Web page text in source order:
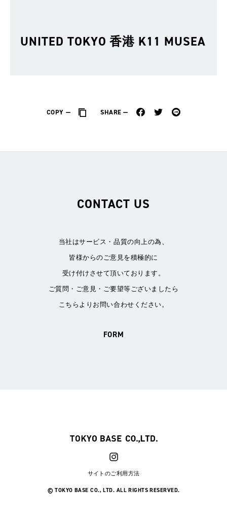
UNITED TOKYO 香港 K11 MUSEA
COPY SHARE
CONTACT US
当社はサービス・品質の向上の為、
皆様からのご意見を積極的に
受け付けさせて頂いております。
ご質問・ご意見・ご要望等ございましたら
こちらよりお問い合わせください。
FORM
サイトのご利用方法
© TOKYO BASE CO., LTD. ALL RIGHTS RESERVED.